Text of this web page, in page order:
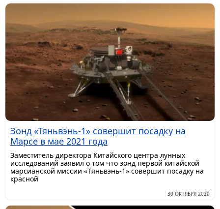
Зонд «Тяньвэнь-1» совершит посадку на
Марсе в мае 2021 года
Заместитель директора Китайского центра лунных
исследований заявил о том что зонд первой китайской
марсианской миссии «Тяньвэнь-1» совершит посадку на
красной
30 ОКТЯБРЯ 2020